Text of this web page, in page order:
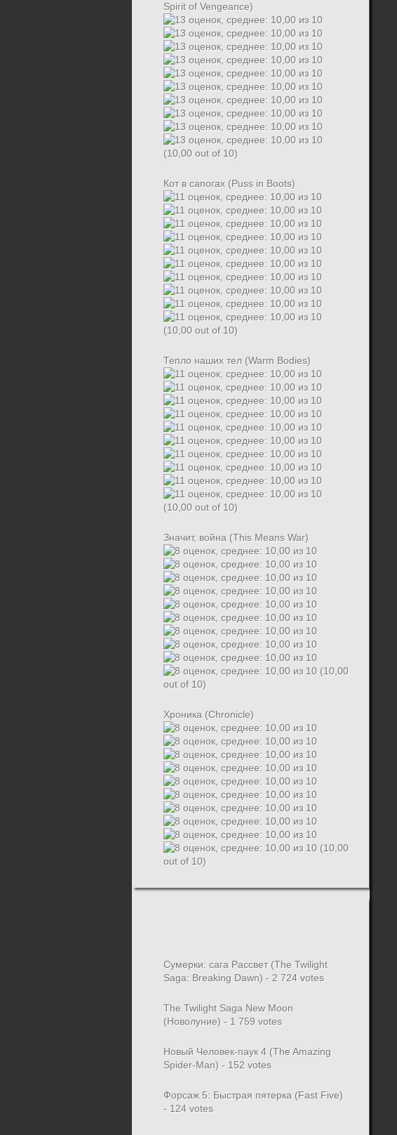
Spirit of Vengeance)
(10,00 out of 10)
Кот в сапогах (Puss in Boots)
(10,00 out of 10)
Тепло наших тел (Warm Bodies)
(10,00 out of 10)
Значит, война (This Means War)
(10,00
out of 10)
Хроника (Chronicle)
(10,00
out of 10)
Сумерки: cага Рассвет (The Twilight
Saga: Breaking Dawn) - 2 724 votes
The Twilight Saga New Moon
(Новолуние) - 1 759 votes
Новый Человек-паук 4 (The Amazing
Spider-Man) - 152 votes
Форсаж 5: Быстрая пятерка (Fast Five)
- 124 votes